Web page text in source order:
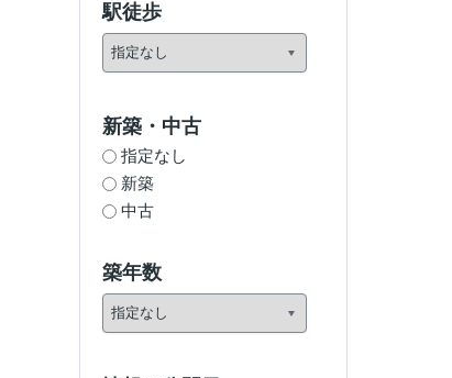
駅徒歩
新築・中古
指定なし
新築
中古
築年数